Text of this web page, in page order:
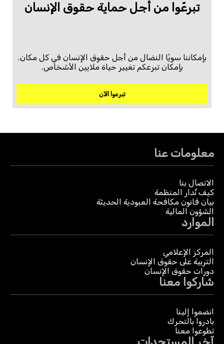
تبرعّوا من أجل حماية حقوق الإنسان
بإمكاننا سويًا النضال من أجل حقوق الإنسان في كل مكان.
بإمكان تبرعكم تغيير حياة ملايين الأشخاص.
تبرعوا الآن
معلومات عنا
الاتصال بنا
كيف تُدار المنظمة
بيان قانون مكافحة العبودية الحديثة
الشؤون المالية
الموارد
المركز الإعلامي
التربية على حقوق الإنسان
دورات حقوق الإنسان
شاركوا معنا
انضموا إلينا
بادروا بالتحرك
تطوعوا معنا